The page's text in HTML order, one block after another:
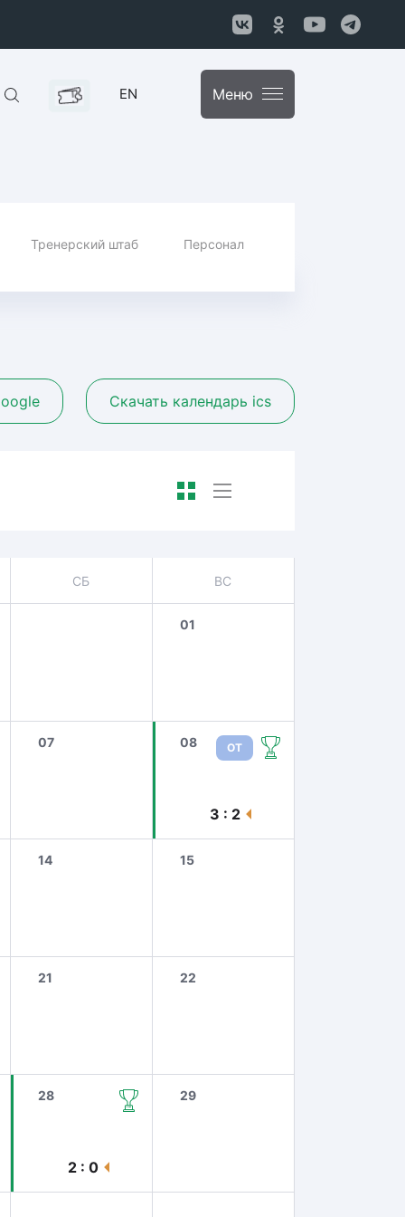
EN Меню
Тренерский штаб Персонал
Скачать календарь ics
СБ ВС
01
07 08 ОТ
3 : 2
14 15
21 22
28
2 : 0
29